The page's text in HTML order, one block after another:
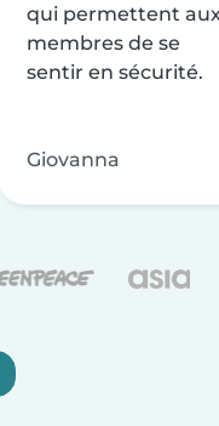
qui permettent
membres de se
sentir en sécurité.
Giovanna